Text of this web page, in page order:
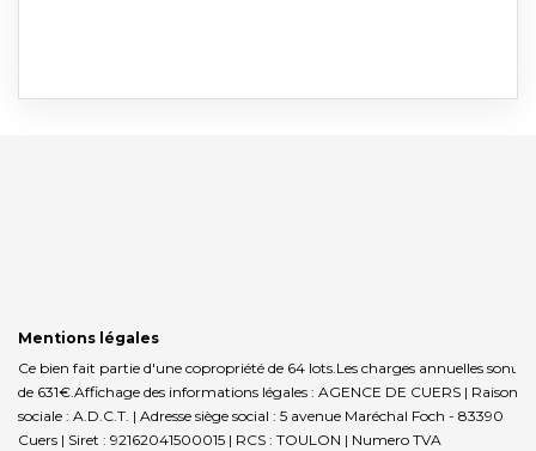
Mentions légales
Ce bien fait partie d'une copropriété de 64 lots.Les charges annuelles sont
de 631€. Affichage des informations légales : AGENCE DE CUERS | Raison
sociale : A.D.C.T. | Adresse siège social : 5 avenue Maréchal Foch - 83390
Cuers | Siret : 92162041500015 | RCS : TOULON | Numero TVA